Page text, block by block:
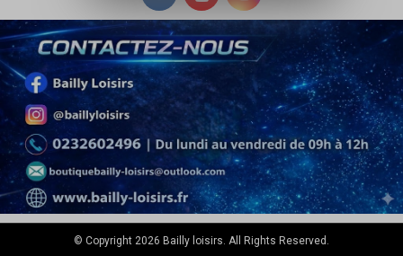
© Copyright 2026 Bailly loisirs. All Rights Reserved.